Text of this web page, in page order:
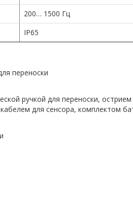
200… 1500 Гц
IP65
переноски
ручкой для переноски,
для сенсора, комплектом